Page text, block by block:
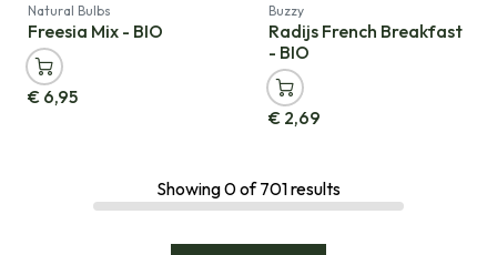
Natural Bulbs
Freesia Mix - BIO
€ 6,95
Buzzy
Radijs French Breakfast
- BIO
€ 2,69
Showing0of701results